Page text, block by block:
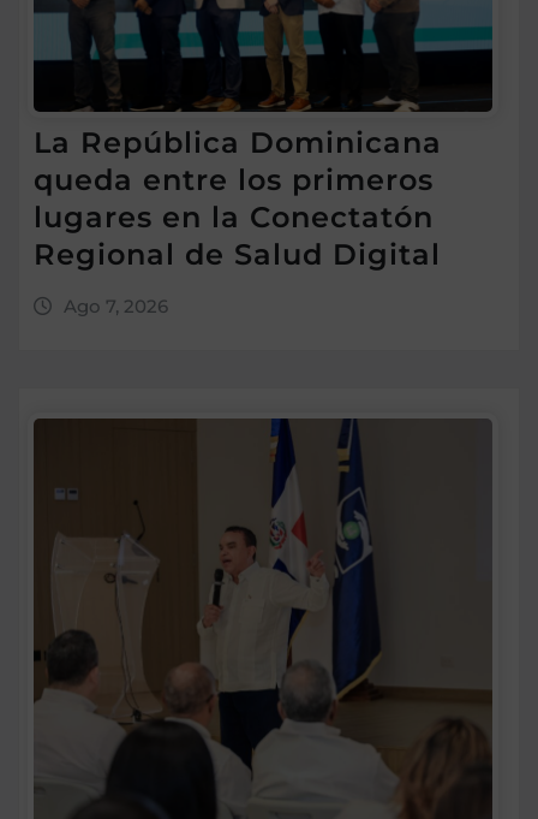
La República Dominicana
queda entre los primeros
lugares en la Conectatón
Regional de Salud Digital
Ago 7, 2026